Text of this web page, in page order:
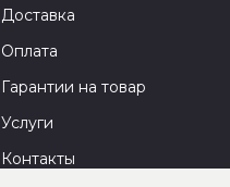
Доставка
Оплата
Гарантии на товар
Услуги
Контакты